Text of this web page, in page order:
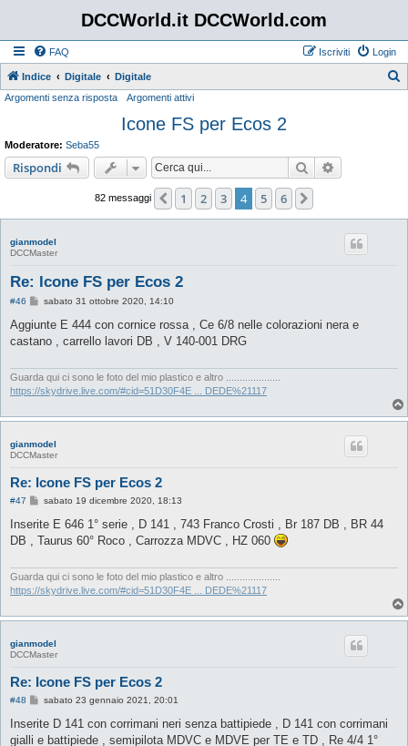
DCCWorld.it DCCWorld.com
FAQ Login
Iscriviti
Indice Digitale Digitale
Argomenti senza risposta Argomenti attivi
Icone FS per Ecos 2
Moderatore: Seba55
Rispondi Cerca
82 messaggi Precedente
1 2 3 4 5 6
gianmodel
DCCMaster
Re: Icone FS per Ecos 2
#46
M
s
a
i
o
sabato 31 ottobre 2020, 14:10
Aggiunte E 444 con cornice rossa , Ce 6/8 nelle colorazioni nera e
castano , carrello lavori DB , V 140-001 DRG
Guarda qui ci sono le foto del mio plastico e altro ....................
https://skydrive.live.com/#cid=51D30F4E ... DEDE%21117
gianmodel
DCCMaster
Re: Icone FS per Ecos 2
#47
M
s
a
i
o
sabato 19 dicembre 2020, 18:13
Inserite E 646 1° serie , D 141 , 743 Franco Crosti , Br 187 DB , BR 44
DB , Taurus 60° Roco , Carrozza MDVC , HZ 060
Guarda qui ci sono le foto del mio plastico e altro ....................
https://skydrive.live.com/#cid=51D30F4E ... DEDE%21117
gianmodel
DCCMaster
Re: Icone FS per Ecos 2
#48
M
s
a
sabato 23 gennaio 2021, 20:01
Inserite D 141 con corrimani neri senza battipiede , D 141 con corrimani
gialli e battipiede , semipilota MDVC e MDVE per TE e TD , Re 4/4 1°